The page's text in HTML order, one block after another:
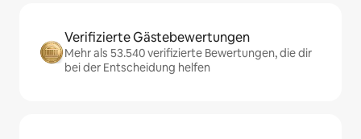
Verifizierte Gästebewertungen
Mehr als 53.540 verifizierte Bewertungen, die dir
bei der Entscheidung helfen